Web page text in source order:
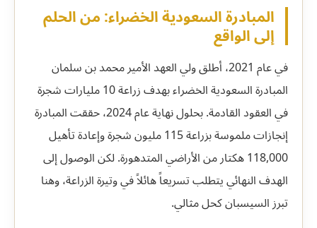
المبادرة السعودية الخضراء: من الحلم
إلى الواقع
في عام 2021، أطلق ولي العهد الأمير محمد بن سلمان
المبادرة السعودية الخضراء بهدف زراعة 10 مليارات شجرة
في العقود القادمة. بحلول نهاية عام 2024، حققت المبادرة
إنجازات ملموسة بزراعة 115 مليون شجرة وإعادة تأهيل
118,000 هكتار من الأراضي المتدهورة. لكن الوصول إلى
الهدف النهائي يتطلب تسريعاً هائلاً في وتيرة الزراعة، وهنا
تبرز السيسبان كحل مثالي.